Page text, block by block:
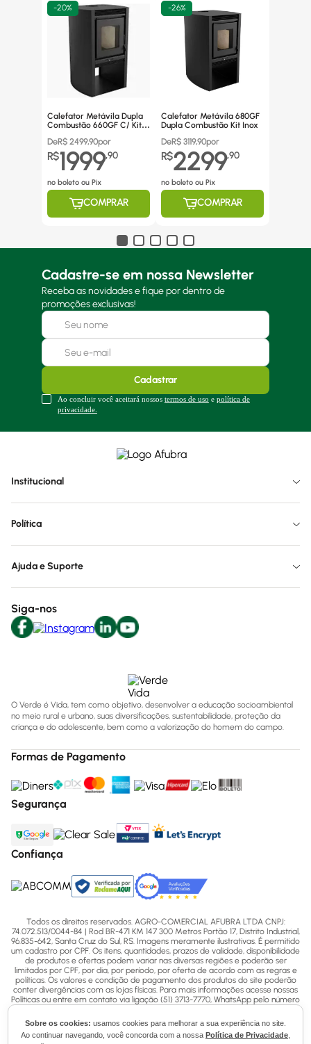
Sobre os cookies: usamos cookies para melhorar a sua experiência no site.
Ao continuar navegando, você concorda com a nossa Política de Privacidade
-20%
Calefator Metávila Dupla
Combustão 660GF C/ Kit
DeR$ 2499,90por
R$1999,90
no boleto ou Pix
COMPRAR
-26%
Calefator Metávila 680GF
Dupla Combustão Kit Inox
DeR$ 3119,90por
R$2299,90
no boleto ou Pix
COMPRAR
Cadastre-se em nossa Newsletter
Receba as novidades e fique por dentro de
promoções exclusivas!
Cadastrar
Ao concluir você aceitará nossos termos de uso e política de
privacidade.
Institucional
Política
Ajuda e Suporte
Siga-nos
O Verde é Vida, tem como objetivo, desenvolver a educação socioambiental
no meio rural e urbano, suas diversificações, sustentabilidade, proteção da
criança e do adolescente, bem como a valorização do homem do campo.
Formas de Pagamento
Segurança
Confiança
Todos os direitos reservados. AGRO-COMERCIAL AFUBRA LTDA CNPJ:
74.072.513/0044-84 | Rod BR-471 KM 147 300 Metros Portão 17, Distrito Industrial,
96.835-642, Santa Cruz do Sul, RS. Imagens meramente ilustrativas. É permitido
um cadastro por CPF. Os itens, quantidades, prazos de validade, disponibilidade
de produtos e ofertas podem variar nas diversas regiões e poderão ser
limitados por CPF, por dia, por período, por oferta de acordo com as regras e
políticas. Os valores e condição de pagamento dos produtos do site poderão
conter divergências com as lojas físicas. Para mais informações acesse nossas
Políticas ou entre em contato via ligação (51) 3713-7770, WhatsApp pelo número